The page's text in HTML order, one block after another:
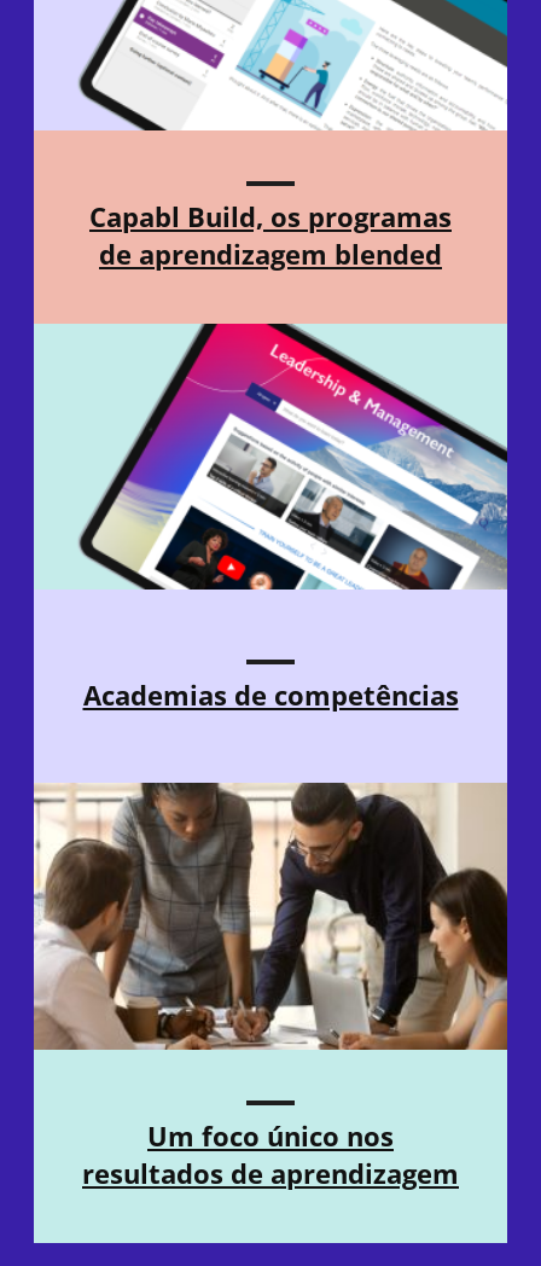
Capabl Build, os programas
de aprendizagem blended
Academias de competências
Um foco único nos
resultados de aprendizagem